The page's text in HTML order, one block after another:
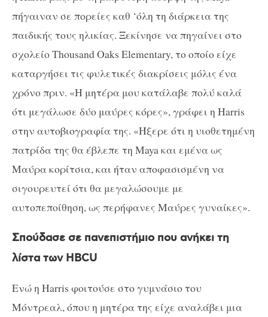
πήγαιναν σε πορείες καθ ‘όλη τη διάρκεια της
παιδικής τους ηλικίας. Ξεκίνησε να πηγαίνει στο
σχολείο Thousand Oaks Elementary, το οποίο είχε
καταργήσει τις φυλετικές διακρίσεις μόλις ένα
χρόνο πριν. «Η μητέρα μου κατάλαβε πολύ καλά
ότι μεγάλωσε δύο μαύρες κόρες», γράφει η Harris
στην αυτοβιογραφία της. «Ήξερε ότι η υιοθετημένη
πατρίδα της θα έβλεπε τη Maya και εμένα ως
Μαύρα κορίτσια, και ήταν αποφασισμένη να
σιγουρευτεί ότι θα μεγαλώσουμε με
αυτοπεποίθηση, ως περήφανες Μαύρες γυναίκες».
Σπούδασε σε πανεπιστήμιο που ανήκει τη
λίστα των HBCU
Ενώ η Harris φοιτούσε στο γυμνάσιο του
Μόντρεαλ, όπου η μητέρα της είχε αναλάβει μια